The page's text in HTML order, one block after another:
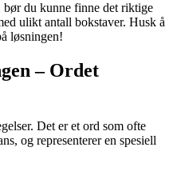
bør du kunne finne det riktige
ulikt antall bokstaver. Husk å
løsningen!
– Ordet
Det er et ord som ofte
og representerer en spesiell